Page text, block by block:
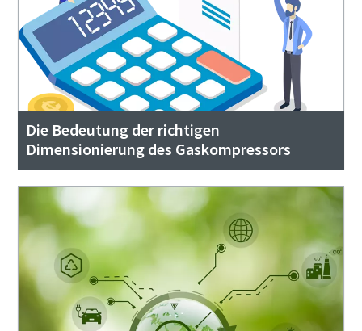
Die Bedeutung der richtigen
Dimensionierung des Gaskompressors